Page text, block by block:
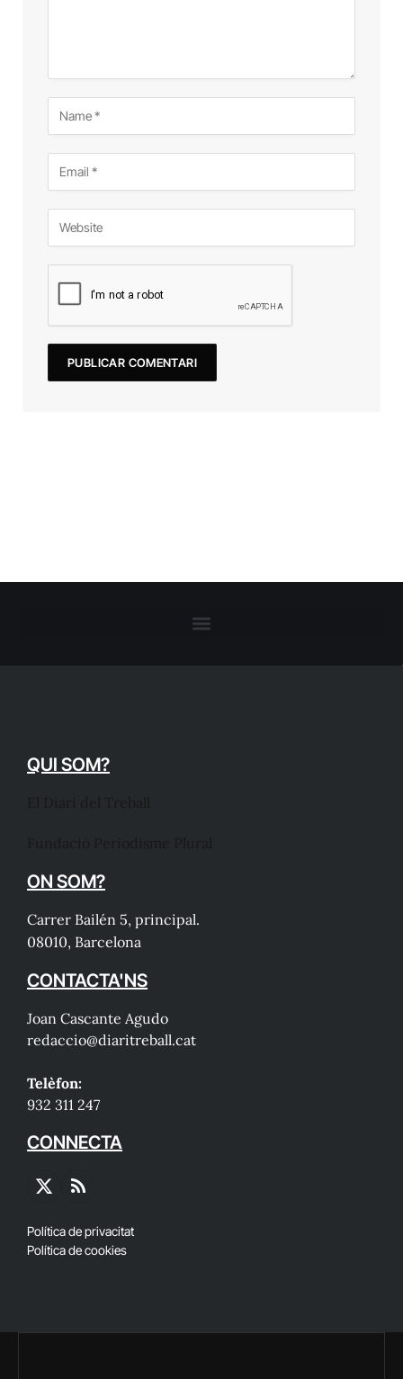
QUI SOM?
ON SOM?
Carrer Bailén 5, principal.
08010, Barcelona
CONTACTA'NS
Joan Cascante Agudo
redaccio@diaritreball.cat
Telèfon:
932 311 247
CONNECTA
X
RSS
Política de privacitat
Política de cookies